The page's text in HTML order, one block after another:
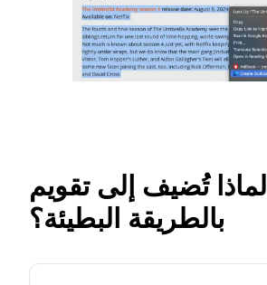
لماذا تُضيف إلى تقويم Outlook
بالطريقة البطيئة؟